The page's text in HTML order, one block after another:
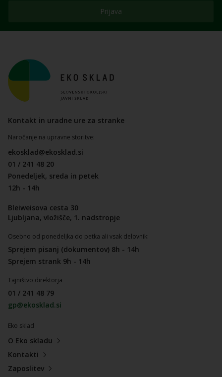
Prijava
Kontakt in uradne ure za stranke
Naročanje na upravne storitve:
ekosklad@ekosklad.si
01 / 241 48 20
Ponedeljek, sreda in petek
12h - 14h
Bleiweisova cesta 30
Ljubljana, vložišče, 1. nadstropje
Osebno od ponedeljka do petka ali vsak delovnik:
Sprejem pisanj (dokumentov) 8h - 14h
Sprejem strank 9h - 14h
Tajništvo direktorja
01 / 241 48 79
gp@ekosklad.si
Eko sklad
O Eko skladu
Kontakti
Zaposlitev